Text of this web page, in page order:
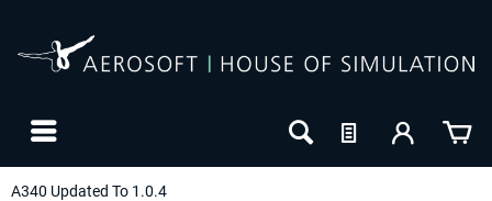
A340 Updated To 1.0.4